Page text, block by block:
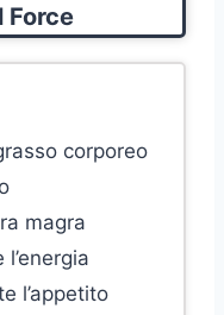
Force
corporeo
magra
l’appetito